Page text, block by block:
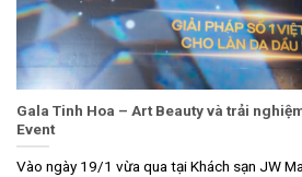
Gala Tinh Hoa – Art Beauty và trải
Event
Vào ngày 19/1 vừa qua tại Khách sạn JW